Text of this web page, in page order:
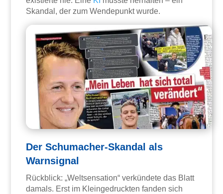
Skandal, der zum Wendepunkt wurde.
Der Schumacher-Skandal als
Warnsignal
Rückblick: „Weltsensation“ verkündete das Blatt
damals. Erst im Kleingedruckten fanden sich